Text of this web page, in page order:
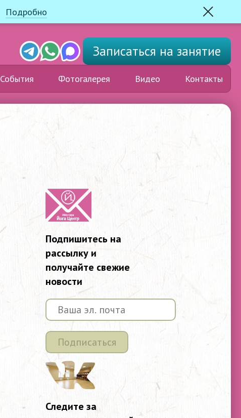
Подробно
Закрыть
TelegramWhats'app
Max Записатьсяна занятие
События Фотогалерея Видео Контакты
Подпишитесь на
рассылку и
получайте свежие
новости
Подписаться
Следите за